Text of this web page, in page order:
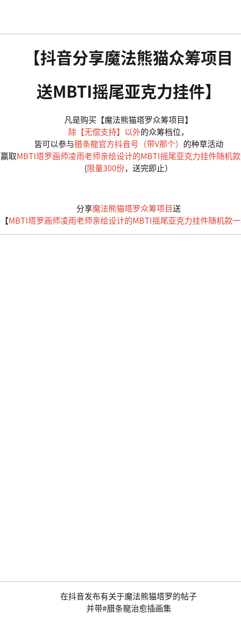
【抖音分享魔法熊猫众筹项目
送MBTI摇尾亚克力挂件】
凡是购买【魔法熊猫塔罗众筹项目】
除【无偿支持】以外的众筹档位，
皆可以参与腊条龍官方抖音号（带V那个） 的种草活动
赢取MBTI塔罗画师凌雨老师亲绘设计的MBTI摇尾亚克力挂件随机
(限量300份，送完即止）
分享魔法熊猫塔罗众筹项目送
【MBTI塔罗画师凌雨老师亲绘设计的MBTI摇尾亚克力挂件随机款
在抖音发布有关于魔法熊猫塔罗的帖子
并带#腊条龍治愈插画集